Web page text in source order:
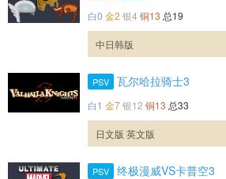
白0 金2 银4 铜13 总19
中日韩版
PSV 瓦尔哈拉骑士3
白1 金7银12 铜13 总33
日文版 英文版
PSV 终极漫威VS卡普空3